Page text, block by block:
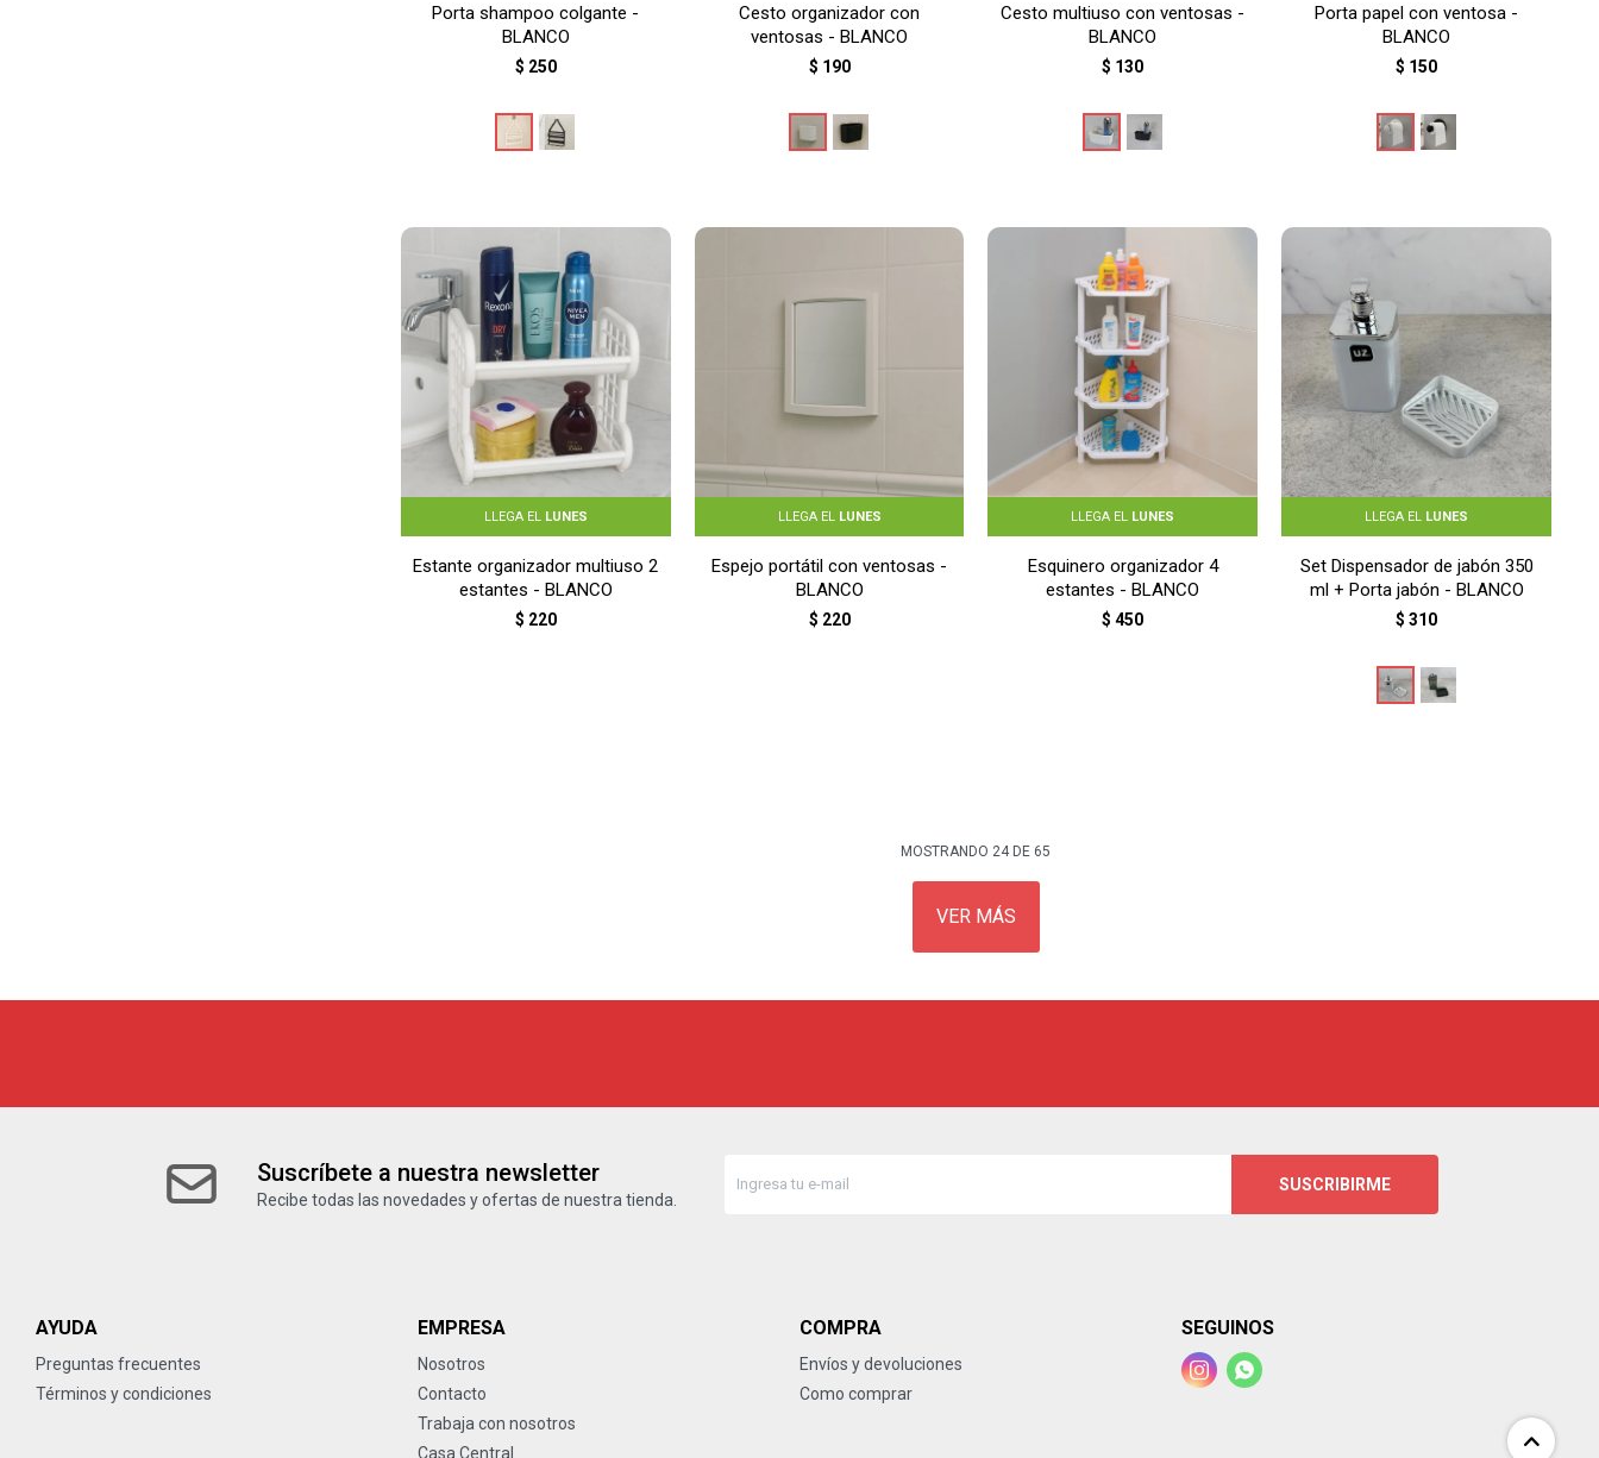
Porta shampoo colgante -
BLANCO
$ 250
Cesto organizador con
ventosas - BLANCO
$ 190
Cesto multiuso con ventosas -
BLANCO
$ 130
Porta papel con ventosa -
BLANCO
$ 150
LLEGA EL LUNES
Estante organizador multiuso 2
estantes - BLANCO
$ 220
LLEGA EL LUNES
Espejo portátil con ventosas -
BLANCO
$ 220
LLEGA EL LUNES
Esquinero organizador 4
estantes - BLANCO
$ 450
LLEGA EL LUNES
Set Dispensador de jabón 350
ml + Porta jabón - BLANCO
$ 310
MOSTRANDO 24DE 65
VER MÁS
Suscríbete a nuestra newsletter
Recibe todas las novedades y ofertas de nuestra tienda.
SUSCRIBIRME
AYUDA
Preguntas frecuentes
Términos y condiciones
EMPRESA
Nosotros
Contacto
Trabaja con nosotros
Casa Central
COMPRA
Envíos y devoluciones
Como comprar
SEGUINOS
 